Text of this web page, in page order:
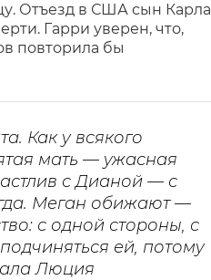
Отъезд в США сын Карла
Гарри уверен, что,
повторила бы
Как у всякого
мать — ужасная
с Дианой — с
Меган обижают —
с одной стороны, с
ей, потому
Люция